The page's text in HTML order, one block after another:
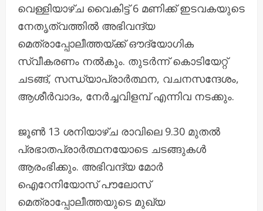
വെള്ളിയാഴ്ച വൈകിട്ട് 6 മണിക്ക് ഇടവകയുടെ
നേതൃത്വത്തിൽ അഭിവന്ദ്യ
മെത്രാപ്പോലീത്തയ്ക്ക് ഔദ്യോഗിക
സ്വീകരണം നൽകും. തുടർന്ന് കൊടിയേറ്റ്
ചടങ്ങ്, സന്ധ്യാപ്രാർത്ഥന, വചനസന്ദേശം,
ആശീർവാദം, നേർച്ചവിളമ്പ് എന്നിവ നടക്കും.
ജൂൺ 13 ശനിയാഴ്ച രാവിലെ 9.30 മുതൽ
പ്രഭാതപ്രാർത്ഥനയോടെ ചടങ്ങുകൾ
ആരംഭിക്കും. അഭിവന്ദ്യ മോർ
ഐറേനിയോസ് പൗലോസ്
മെത്രാപ്പോലീത്തയുടെ മുഖ്യ